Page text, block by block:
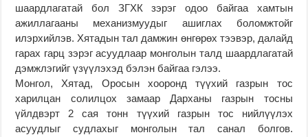
шаардлагатай бол ЗГХК зэрэг одоо байгаа хамтын
ажиллагааны механизмуудыг ашиглах боломжтойг
илэрхийлэв. Хятадын тал дамжин өнгөрөх тээвэр, далайд
гарах гарц зэрэг асуудлаар монголын талд шаардлагатай
дэмжлэгийг үзүүлэхэд бэлэн байгаа гэлээ.
Монгол, Хятад, Оросын хооронд түүхий газрын тос
харилцан солилцох замаар Дарханы газрын тосны
үйлдвэрт 2 сая тонн түүхий газрын тос нийлүүлэх
асуудлыг судлахыг монголын тал санал болгов.